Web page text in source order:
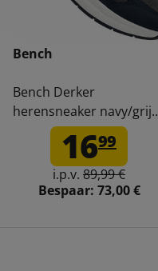
Bench
Bench Derker
herensneaker navy/grijs
BEN1028-X32
1699
i.p.v. 89,99 €
Bespaar: 73,00 €